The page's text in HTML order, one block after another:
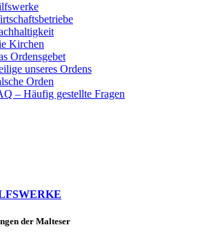
Kirchen
Ordensgebet
unseres Ordens
Orden
– Häufig gestellte Fragen
der Malteser